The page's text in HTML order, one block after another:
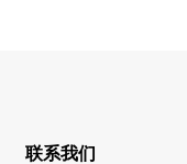
联系我们